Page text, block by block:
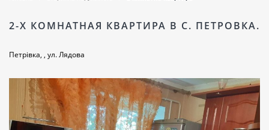
2-Х КОМНАТНАЯ КВАРТИРА В С. ПЕТРОВКА.
Петрівка, , ул. Лядова